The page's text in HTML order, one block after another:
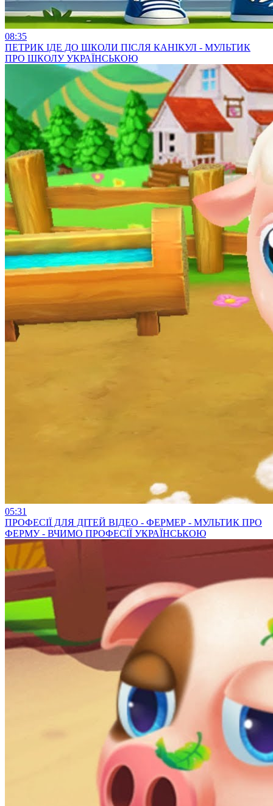
08:35
ПЕТРИК ІДЕ ДО ШКОЛИ ПІСЛЯ КАНІКУЛ - МУЛЬТИК
ПРО ШКОЛУ УКРАЇНСЬКОЮ
05:31
ПРОФЕСІЇ ДЛЯ ДІТЕЙ ВІДЕО - ФЕРМЕР - МУЛЬТИК ПРО
ФЕРМУ - ВЧИМО ПРОФЕСІЇ УКРАЇНСЬКОЮ